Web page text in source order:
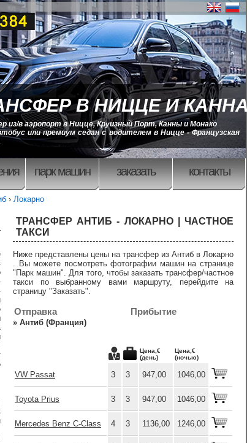
В НИЦЦЕ И
из/в аэропорт в Ницце, Круизный Порт, Канны и Монако
или премиум седан с водителем в Ницце - Французская
парк машин заказать контакты
› Локарно
ТРАНСФЕР АНТИБ - ЛОКАРНО | ЧАСТНОЕ
ТАКСИ
Ниже представлены цены на трансфер из Антиб в Локарно
. Вы можете посмотреть фотографии машин на странице
"Парк машин". Для того, чтобы заказать трансфер/частное
такси по выбранному вами маршруту, перейдите на
страницу "Заказать".
Отправка
» Антиб (Франция)
Прибытие
Цена,€
(день)
Цена,€
(ночью)
VW Passat 3 3 947,00 1046,00
Toyota Prius 3 3 947,00 1046,00
Mercedes Benz C-Class 4 3 1136,00 1246,00